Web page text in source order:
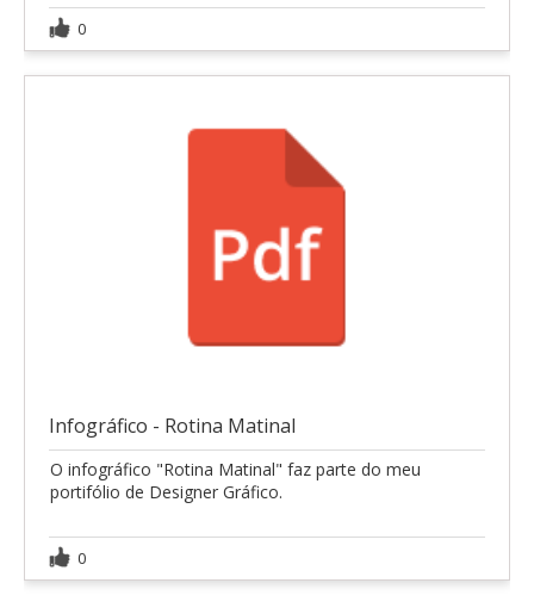
0
Infográfico - Rotina Matinal
O infográfico "Rotina Matinal" faz parte do meu
portifólio de Designer Gráfico.
0